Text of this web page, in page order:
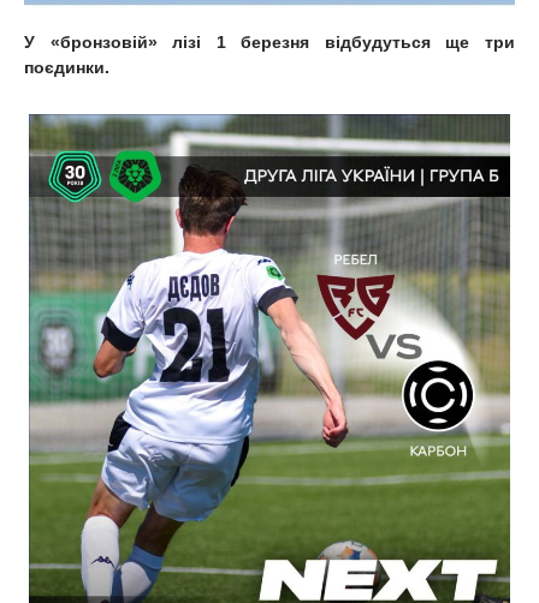
У «бронзовій» лізі 1 березня відбудуться ще три
поєдинки.